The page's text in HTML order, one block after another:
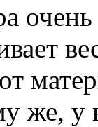
же,